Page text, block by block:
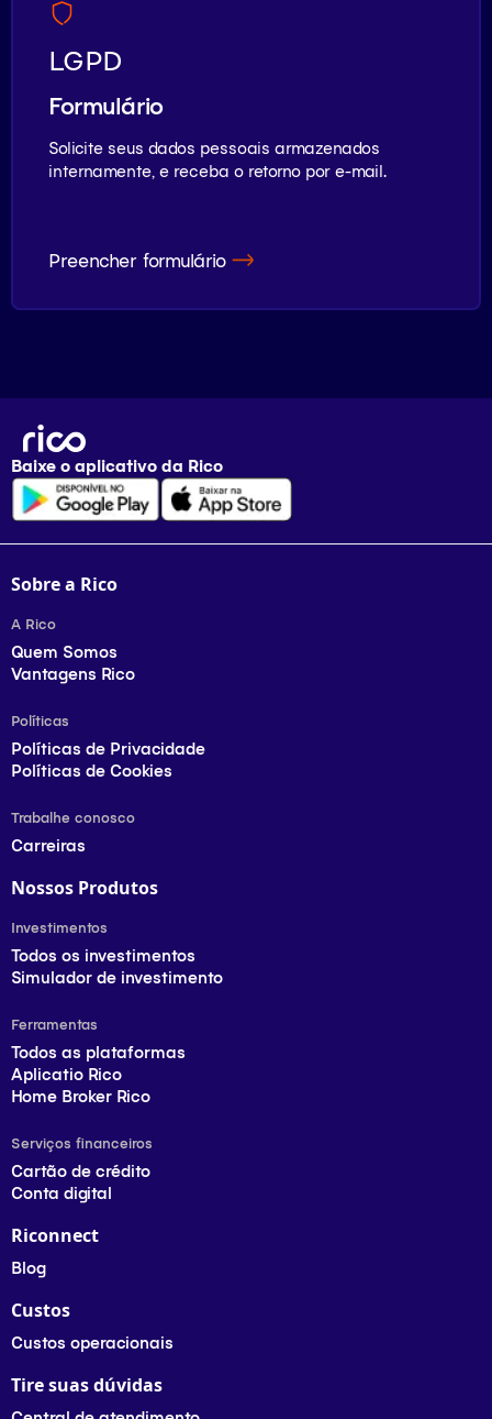
LGPD
Formulário
Solicite seus dados pessoais armazenados
internamente, e receba o retorno por e-mail.
Preencher formulário
Baixe o aplicativo da Rico
Sobre a Rico
A Rico
Quem Somos
Vantagens Rico
Políticas
Políticas de Privacidade
Políticas de Cookies
Trabalhe conosco
Carreiras
Nossos Produtos
Investimentos
Todos os investimentos
Simulador de investimento
Ferramentas
Todos as plataformas
Aplicatio Rico
Home Broker Rico
Serviços financeiros
Cartão de crédito
Conta digital
Riconnect
Blog
Custos
Custos operacionais
Tire suas dúvidas